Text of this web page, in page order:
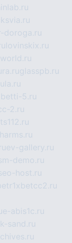
doroga.ru
lovinskix.ru
glasspb.ru
5.ru
2.ru
ev-gallery.ru
demo.ru
host.ru
e-abis1c.ru
sand.ru